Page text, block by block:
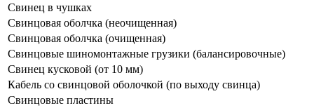
Свинец в чушках
Свинцовая оболчка (неочищенная)
Свинцовая оболчка (очищенная)
Свинцовые шиномонтажные грузики (балансировочные)
Свинец кусковой (от 10 мм)
Кабель со свинцовой оболочкой (по выходу свинца)
Свинцовые пластины